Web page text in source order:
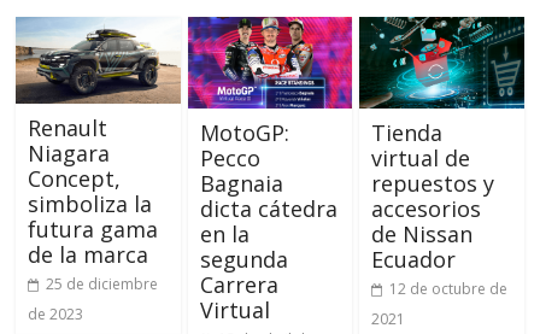
Renault
Niagara
Concept,
simboliza la
futura gama
de la marca
25 de diciembre
de 2023
MotoGP:
Pecco
Bagnaia
dicta cátedra
en la
segunda
Carrera
Virtual
Tienda
virtual de
repuestos y
accesorios
de Nissan
Ecuador
12 de octubre de
2021